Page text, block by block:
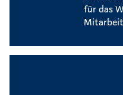
für das